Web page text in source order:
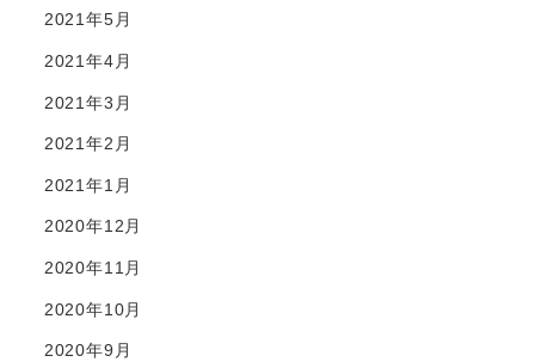
2021年5月
2021年4月
2021年3月
2021年2月
2021年1月
2020年12月
2020年11月
2020年10月
2020年9月